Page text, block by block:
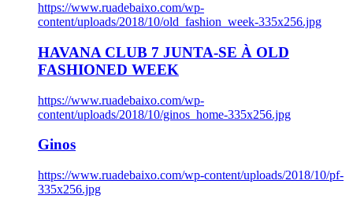
https://www.ruadebaixo.com/wp-
content/uploads/2018/10/old_fashion_week-335x256.jpg
HAVANA CLUB 7 JUNTA-SE À OLD
FASHIONED WEEK
https://www.ruadebaixo.com/wp-
content/uploads/2018/10/ginos_home-335x256.jpg
Ginos
https://www.ruadebaixo.com/wp-content/uploads/2018/10/pf-
335x256.jpg